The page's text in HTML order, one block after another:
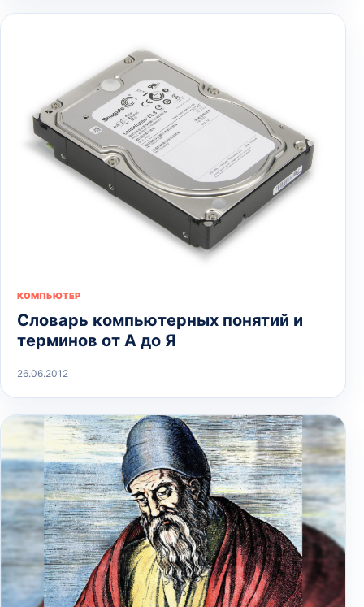
КОМПЬЮТЕР
Словарь компьютерных понятий и
терминов от А до Я
26.06.2012